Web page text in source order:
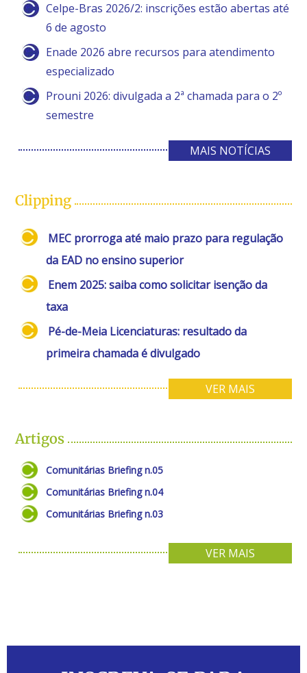
Celpe-Bras 2026/2: inscrições estão abertas até
6 de agosto
Enade 2026 abre recursos para atendimento
especializado
Prouni 2026: divulgada a 2ª chamada para o 2º
semestre
MAIS NOTÍCIAS
Clipping
MEC prorroga até maio prazo para regulação
da EAD no ensino superior
Enem 2025: saiba como solicitar isenção da
taxa
Pé-de-Meia Licenciaturas: resultado da
primeira chamada é divulgado
VER MAIS
Artigos
Comunitárias Briefing n.05
Comunitárias Briefing n.04
Comunitárias Briefing n.03
VER MAIS